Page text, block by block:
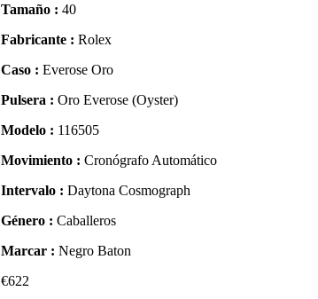
Tamaño : 40
Fabricante : Rolex
Caso : Everose Oro
Pulsera : Oro Everose (Oyster)
Modelo : 116505
Movimiento : Cronógrafo Automático
Intervalo : Daytona Cosmograph
Género : Caballeros
Marcar : Negro Baton
€622